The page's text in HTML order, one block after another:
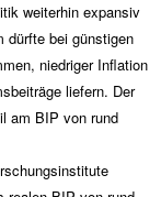
weiterhin expansiv
dürfte bei günstigen
niedriger Inflation
liefern. Der
am BIP von rund